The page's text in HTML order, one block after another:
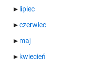
► lipiec
►czerwiec
► maj
► kwiecień